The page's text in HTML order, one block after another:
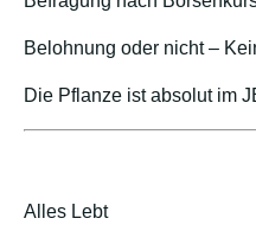
Belohnung oder nicht –
Die Pflanze ist absolut im
Alles Lebt